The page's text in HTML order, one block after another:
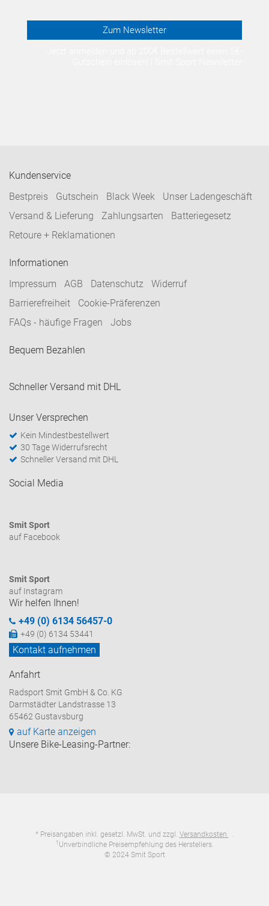
Zum Newsletter
Kundenservice
Bestpreis
Gutschein Black Week
Unser Ladengeschäft
Versand & Lieferung
Zahlungsarten
Batteriegesetz
Retoure + Reklamationen
Informationen
Impressum
AGB Datenschutz
Widerruf
Barrierefreiheit
Cookie-Präferenzen
FAQs - häufige Fragen
Jobs
Bequem Bezahlen
Schneller Versand mit DHL
Unser Versprechen
Kein Mindestbestellwert
30 Tage Widerrufsrecht
Schneller Versand mit DHL
Social Media
Smit Sport
auf Facebook
Smit Sport
auf Instagram
Wir helfen Ihnen!
+49 (0) 6134 56457-0
+49 (0) 6134 53441
Kontakt aufnehmen
Anfahrt
Radsport Smit GmbH & Co. KG
Darmstädter Landstrasse 13
65462 Gustavsburg
auf Karte anzeigen
Unsere Bike-Leasing-Partner:
* Preisangaben inkl. gesetzl. MwSt. und zzgl. Versandkosten .
1 Unverbindliche Preisempfehlung des Herstellers.
© 2024 Smit Sport